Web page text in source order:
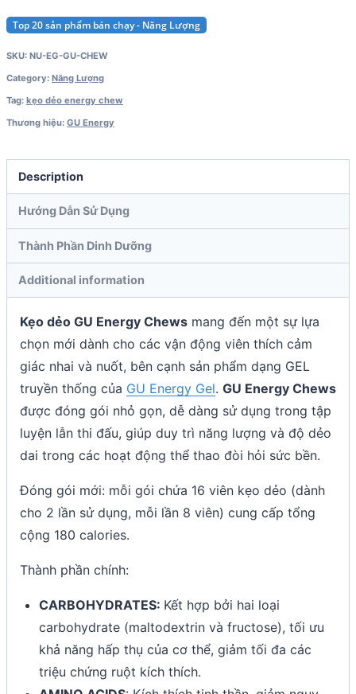
Top 20 sản phẩm bán chạy - Năng Lượng
SKU: NU-EG-GU-CHEW
Category: Năng Lượng
Tag: kẹo dẻo energy chew
Thương hiệu: GU Energy
Description
Hướng Dẫn Sử Dụng
Thành Phần Dinh Dưỡng
Additional information
Kẹo dẻo GU Energy Chews mang đến một sự lựa
chọn mới dành cho các vận động viên thích cảm
giác nhai và nuốt, bên cạnh sản phẩm dạng GEL
truyền thống của GU Energy Gel. GU Energy Chews
được đóng gói nhỏ gọn, dễ dàng sử dụng trong tập
luyện lẫn thi đấu, giúp duy trì năng lượng và độ dẻo
dai trong các hoạt động thể thao đòi hỏi sức bền.
Đóng gói mới: mỗi gói chứa 16 viên kẹo dẻo (dành
cho 2 lần sử dụng, mỗi lần 8 viên) cung cấp tổng
cộng 180 calories.
Thành phần chính:
CARBOHYDRATES: Kết hợp bởi hai loại
carbohydrate (maltodextrin và fructose), tối ưu
khả năng hấp thụ của cơ thể, giảm tối đa các
triệu chứng ruột kích thích.